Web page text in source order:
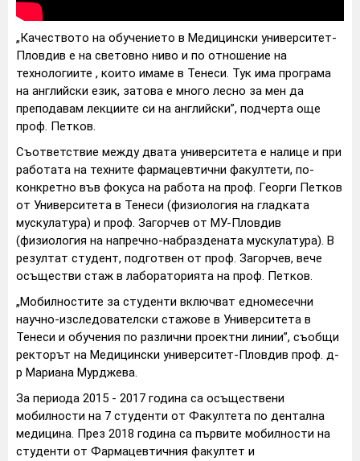
„Качеството на обучението в Медицински университет-
Пловдив е на световно ниво и по отношение на
технологиите , които имаме в Тенеси. Тук има програма
на английски език, затова е много лесно за мен да
преподавам лекциите си на английски”, подчерта още
проф. Петков.
Съответствие между двата университета е налице и при
работата на техните фармацевтични факултети, по-
конкретно във фокуса на работа на проф. Георги Петков
от Университета в Тенеси (физиология на гладката
мускулатура) и проф. Загорчев от МУ-Пловдив
(физиология на напречно-набраздената мускулатура). В
резултат студент, подготвен от проф. Загорчев, вече
осъществи стаж в лабораторията на проф. Петков.
„Мобилностите за студенти включват едномесечни
научно-изследователски стажове в Университета в
Тенеси и обучения по различни проектни линии”, съобщи
ректорът на Медицински университет-Пловдив проф. д-
р Мариана Мурджева.
За периода 2015 - 2017 година са осъществени
мобилности на 7 студенти от Факултета по дентална
медицина. През 2018 година са първите мобилности на
студенти от Фармацевтичния факултет и